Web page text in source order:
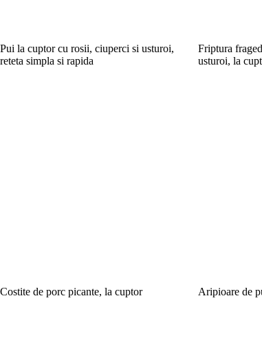
Pui la cuptor cu rosii, ciuperci si usturoi,
reteta simpla si rapida
Friptura
usturoi, la
Costite de porc picante, la cuptor Aripioare de